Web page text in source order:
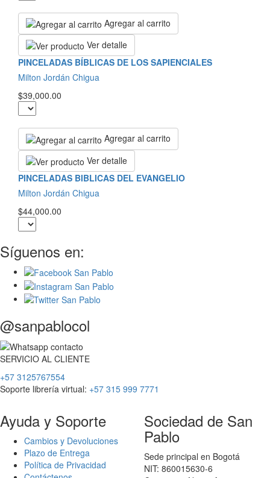
Agregar al carrito
Ver detalle
PINCELADAS BÍBLICAS DE LOS SAPIENCIALES
Milton Jordán Chigua
$39,000.00
Agregar al carrito
Ver detalle
PINCELADAS BIBLICAS DEL EVANGELIO
Milton Jordán Chigua
$44,000.00
Síguenos en:
@sanpablocol
SERVICIO AL CLIENTE
+57 3125767554
Soporte librería virtual: +57 315 999 7771
Ayuda y Soporte
Cambios y Devoluciones
Plazo de Entrega
Política de Privacidad
Sociedad de San
Pablo
Sede principal en Bogotá
NIT: 860015630-6